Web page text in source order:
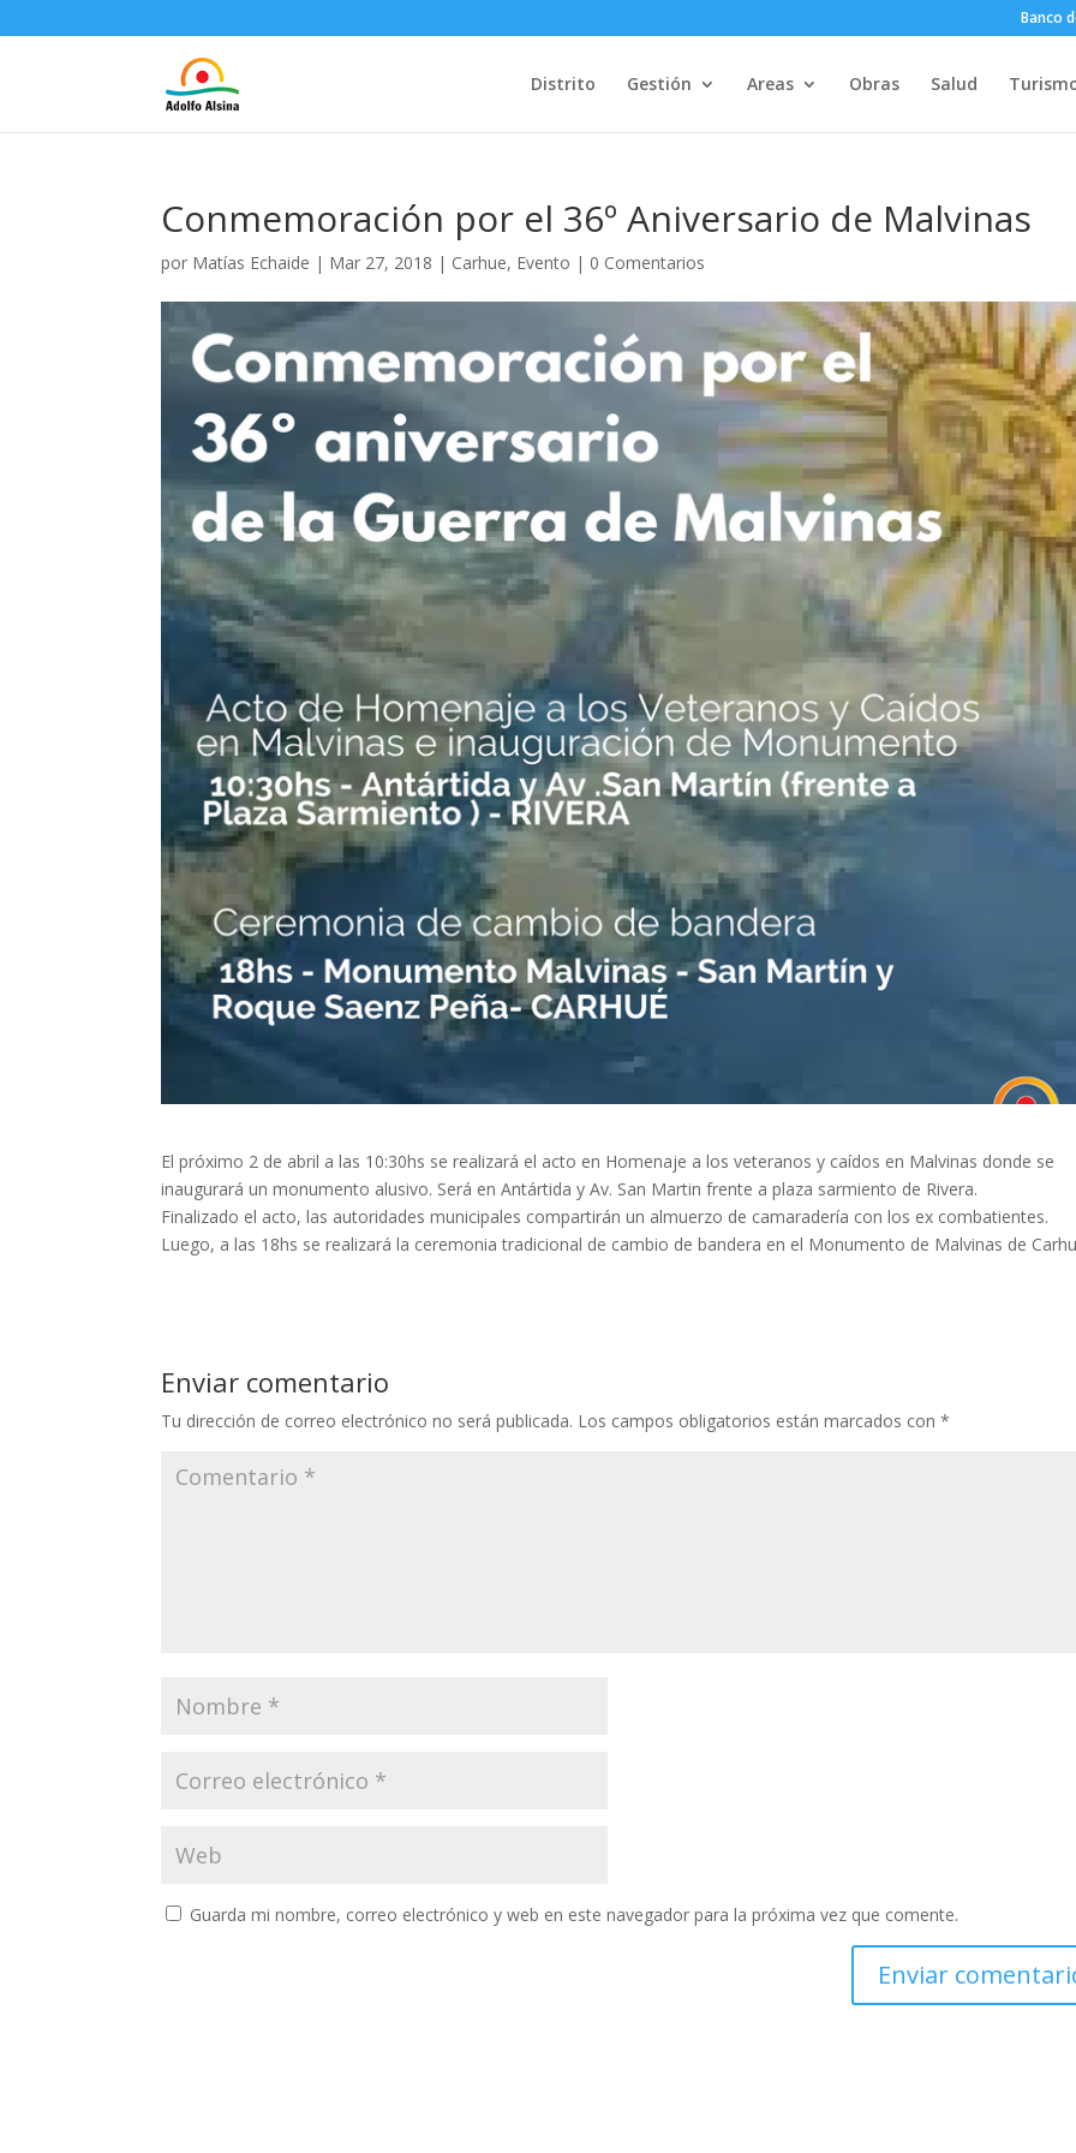
Banco
Distrito Gestión Areas Obras Salud
Conmemoración por el 36º Aniversario de Malvinas
por Matías Echaide | Mar 27, 2018 | Carhue, Evento | 0 Comentarios
El próximo 2 de abril a las 10:30hs se realizará el acto en Homenaje a los veteranos y caídos en Malvinas donde se
inaugurará un monumento alusivo. Será en Antártida y Av. San Martin frente a plaza sarmiento de Rivera.
Finalizado el acto, las autoridades municipales compartirán un almuerzo de camaradería con los ex combatientes.
Luego, a las 18hs se realizará la ceremonia tradicional de cambio de bandera en el Monumento de Malvinas de
Enviar comentario
Tu dirección de correo electrónico no será publicada. Los campos obligatorios están marcados con*
Guarda mi nombre, correo electrónico y web en este navegador para la próxima vez que comente.